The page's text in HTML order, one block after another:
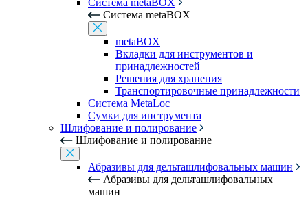
Система metaBOX
Система metaBOX
metaBOX
Вкладки для инструментов и
принадлежностей
Решения для хранения
Транспортировочные принадлежности
Система MetaLoc
Сумки для инструмента
Шлифование и полирование
Шлифование и полирование
Абразивы для дельташлифовальных машин
Абразивы для дельташлифовальных
машин